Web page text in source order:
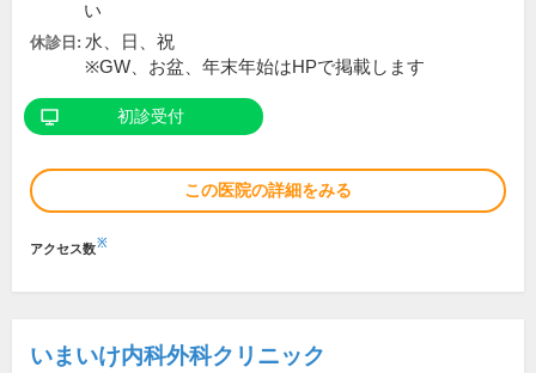
い
休診日: 水、日、祝
※GW、お盆、年末年始はHPで掲載します
初診受付
この医院の詳細をみる
アクセス数※
いまいけ内科外科クリニック